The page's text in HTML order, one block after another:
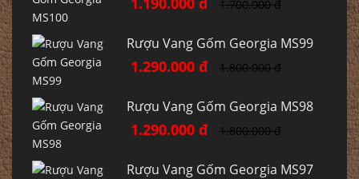
1.700.000 đ
Rượu Vang Gốm Georgia MS99
1.290.000 đ 1.800.000 đ
Rượu Vang Gốm Georgia MS98
1.290.000 đ 1.800.000 đ
Rượu Vang Gốm Georgia MS97